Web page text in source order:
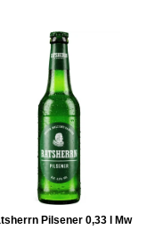
Pilsener 0,33 l Mw